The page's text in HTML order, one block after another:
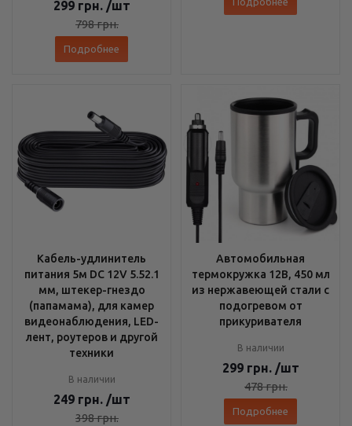
299 грн. /шт
798грн.
Подробнее
Кабель-удлинитель
питания 5м DC 12V 5.52.1
мм, штекер-гнездо
(папамама), для камер
видеонаблюдения, LED-
лент, роутеров и другой
техники
В наличии
249 грн. /шт
398грн.
Автомобильная
термокружка 12В, 450 мл
из нержавеющей стали с
подогревом от
прикуривателя
В наличии
299 грн. /шт
478грн.
Подробнее